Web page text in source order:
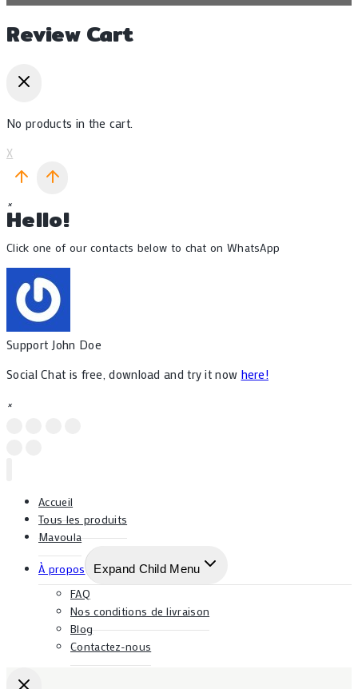
Review Cart
No products in the cart.
X
×
Hello!
Click one of our contacts below to chat on WhatsApp
Support John Doe
Social Chat is free, download and try it now here!
×
Accueil
Tous les produits
Mavoula
À propos Expand Child Menu
FAQ
Nos conditions de livraison
Blog
Contactez-nous